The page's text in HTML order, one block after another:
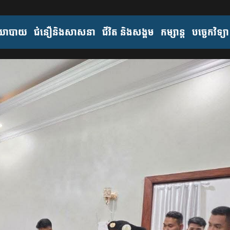
បាយ ជំនឿនិងសាសនា ជីវិត និងសង្គម កម្សាន្ត បច្ចេកវិទ្យា